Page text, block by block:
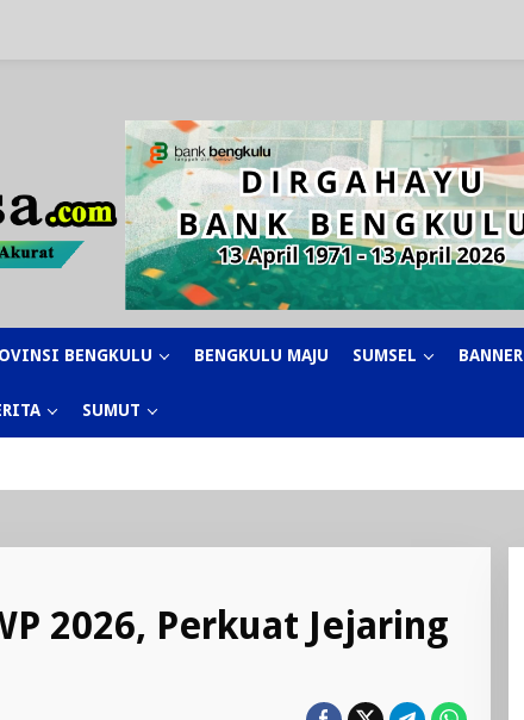
BENGKULU BENGKULU MAJU SUMSEL BANNER
SUMUT
2026, Perkuat Jejaring